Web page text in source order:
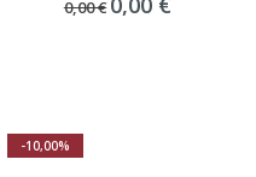
0,00 €
-10,00%